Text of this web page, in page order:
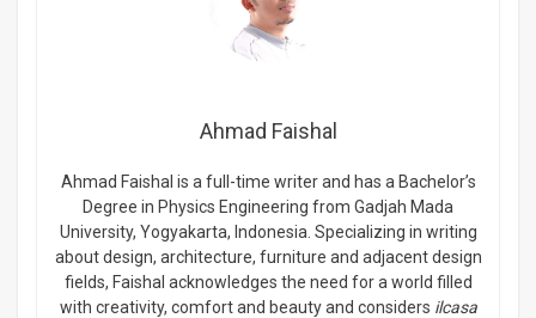
Ahmad Faishal
Ahmad Faishal is a full-time writer and has a Bachelor’s
Degree in Physics Engineering from Gadjah Mada
University, Yogyakarta, Indonesia. Specializing in writing
about design, architecture, furniture and adjacent design
fields, Faishal acknowledges the need for a world filled
with creativity, comfort and beauty and considers ilcasa